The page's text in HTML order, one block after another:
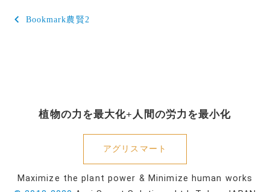
投
Bookmark農賢2
植物の力を最大化+人間の労力を最小化
アグリスマート
Maximize the plant power & Minimize human works